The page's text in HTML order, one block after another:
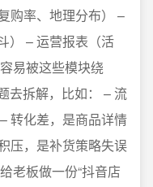
购率、地理分布） –
） – 运营报表（活
易被这些模块绕
去拆解，比如： – 流
转化差，是商品详情
压，是补货策略失误
老板做一份“抖音店